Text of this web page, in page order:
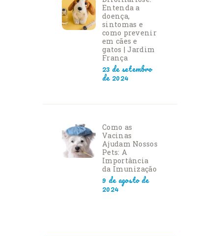
Entenda a
doença,
sintomas e
como prevenir
em cães e
gatos | Jardim
França
23 de setembro
de 2024
Como as
Vacinas
Ajudam Nossos
Pets: A
Importância
da Imunização
9 de agosto de
2024